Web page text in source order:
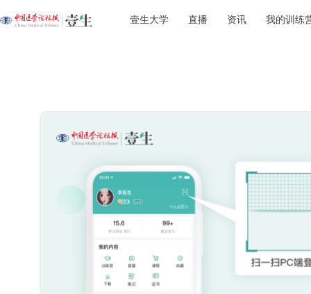
壹生大学 直播 资讯 我的训练